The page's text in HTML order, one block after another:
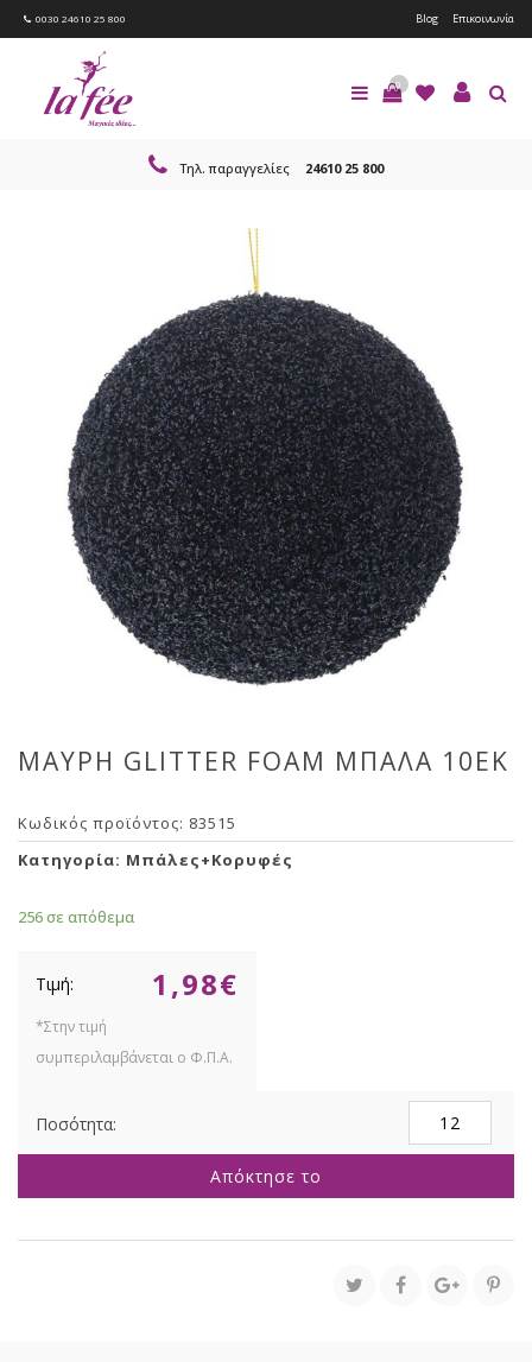
0030 24610 25 800 Blog Επικοινωνία
0
Τηλ. παραγγελίες 24610 25 800
ΜΑΥΡΗ GLITTER FOAM ΜΠΑΛΑ 10ΕΚ
Κωδικός προϊόντος: 83515
Κατηγορία: Μπάλες+Κορυφές
256 σε απόθεμα
1,98€
GLITTER
FOAM
10ΕΚ
Απόκτησε το